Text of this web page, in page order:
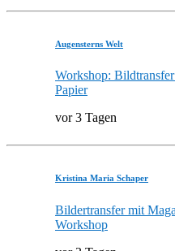
Augensterns Welt
Workshop:
Papier
vor 3 Tagen
Kristina Maria Schaper
Bildertransfer mit
Workshop